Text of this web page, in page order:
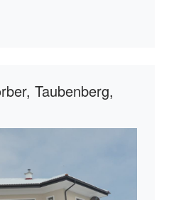
Taubenberg,